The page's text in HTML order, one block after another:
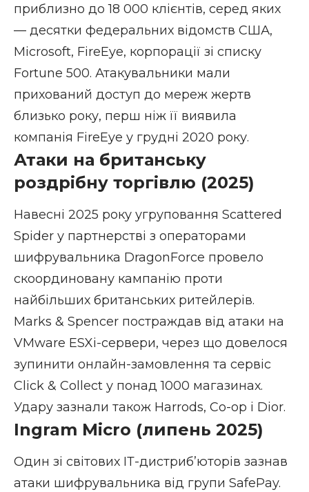
приблизно до 18 000 клієнтів, серед яких
— десятки федеральних відомств США,
Microsoft, FireEye, корпорації зі списку
Fortune 500. Атакувальники мали
прихований доступ до мереж жертв
близько року, перш ніж її виявила
компанія FireEye у грудні 2020 року.
Атаки на британську
роздрібну торгівлю (2025)
Навесні 2025 року угруповання Scattered
Spider у партнерстві з операторами
шифрувальника DragonForce провело
скоординовану кампанію проти
найбільших британських ритейлерів.
Marks & Spencer постраждав від атаки на
VMware ESXi-сервери, через що довелося
зупинити онлайн-замовлення та сервіс
Click & Collect у понад 1000 магазинах.
Удару зазнали також Harrods, Co-op і Dior.
Ingram Micro (липень 2025)
Один зі світових ІТ-дистриб’юторів зазнав
атаки шифрувальника від групи SafePay.